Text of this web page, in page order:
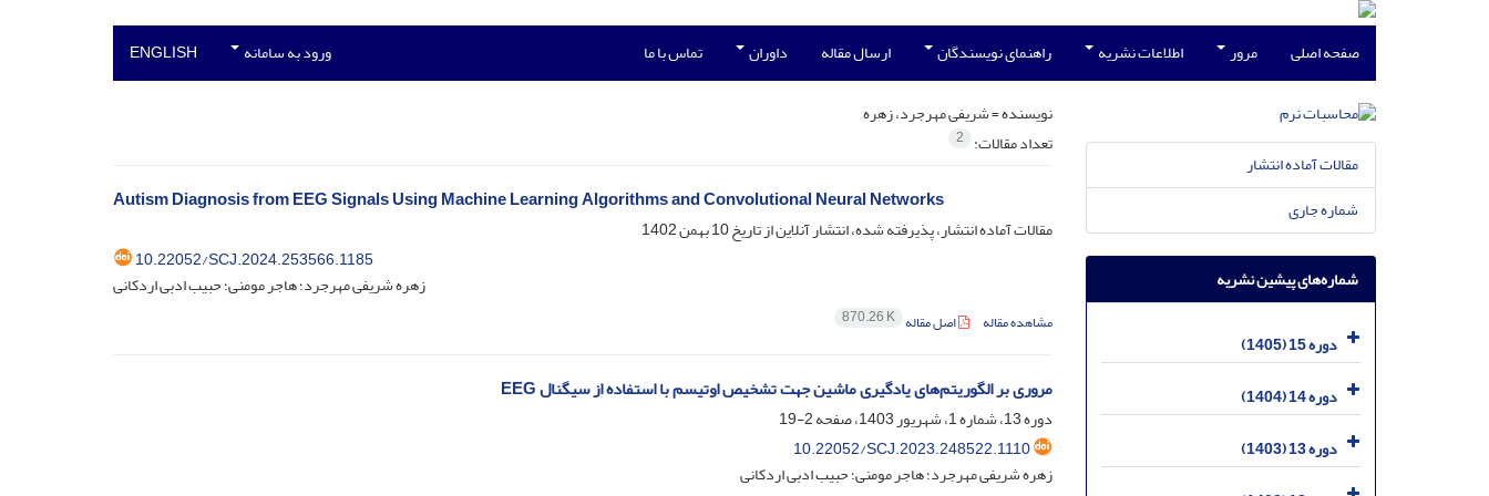
صفحه اصلی مرور اطلاعات نشریه راهنمای نویسندگان ارسال مقاله داوران تماس با ما ورود به سامانه ENGLISH
نویسنده =شریفی مهرجرد، زهره
تعداد مقالات: 2
Autism Diagnosis from EEG Signals Using Machine Learning Algorithms and Convolutional Neural Networks
مقالات آماده انتشار، پذیرفته شده، انتشار آنلاین از تاریخ10 بهمن 1402
10.22052/SCJ.2024.253566.1185
زهره شریفی مهرجرد؛ هاجر مومنی؛ حبیب ادبی اردکانی
مشاهده مقاله اصل مقاله 870.26 K
مروری بر الگوریتم‌های یادگیری ماشین جهت تشخیص اوتیسم با استفاده از سیگنال EEG
دوره 13، شماره 1، شهریور 1403، صفحه
2-19
10.22052/SCJ.2023.248522.1110
زهره شریفی مهرجرد؛ هاجر مومنی؛ حبیب ادبی اردکانی
مقالات آماده انتشار
شماره جاری
شماره‌های پیشین نشریه
دوره 15 (1405)
دوره 14 (1404)
دوره 13 (1403)